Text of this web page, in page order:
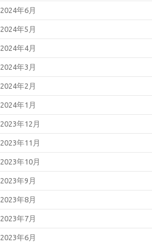
2024年6月
2024年5月
2024年4月
2024年3月
2024年2月
2024年1月
2023年12月
2023年11月
2023年10月
2023年9月
2023年8月
2023年7月
2023年6月